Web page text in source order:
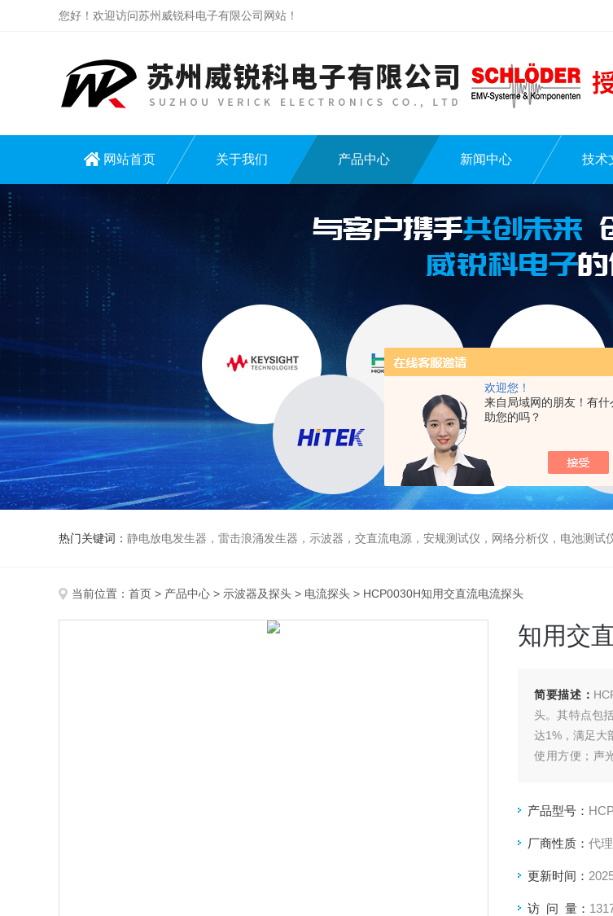
欢迎您！
来自局域网的朋友！有什
助您的吗？
您好！欢迎访问苏州威锐科电子有限公司网站！
网站首页 关于我们 产品中心 新闻中心 技术
热门关键词： 静电放电发生器，雷击浪涌发生器，示波器，交直流电源，安规测试仪，网络分析仪，电池测试仪，电阻测试
当前位置： 首页 > 产品中心 > 示波器及探头 > 电流探头 > HCP0030H知用交直流电流探头
知用交
简要描述：
头。其特点包
达1%，满足大
使用方便；声
产品型号：
厂商性质： 代
更新时间：
访 问 量：